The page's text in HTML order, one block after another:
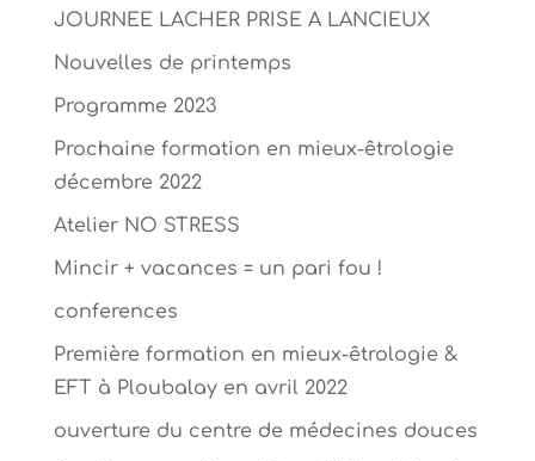
JOURNEE LACHER PRISE A LANCIEUX
Nouvelles de printemps
Programme 2023
Prochaine formation en mieux-êtrologie
décembre 2022
Atelier NO STRESS
Mincir + vacances = un pari fou !
conferences
Première formation en mieux-êtrologie &
EFT à Ploubalay en avril 2022
ouverture du centre de médecines douces